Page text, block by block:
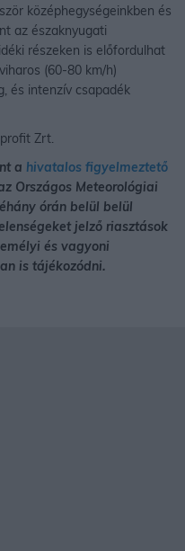
középhegységeinkben és
az északnyugati
részeken is előfordulhat
(60-80 km/h)
és intenzív csapadék
Zrt.
a hivatalos figyelmeztető
Országos Meteorológiai
órán belül belül
jelző riasztások
és vagyoni
is tájékozódni.